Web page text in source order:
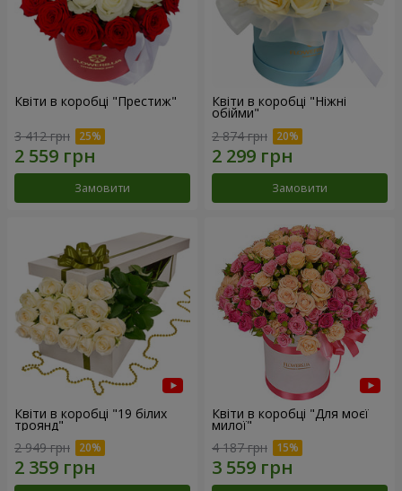
Квіти в коробці "Престиж"
3 412 грн
Замовити
Квіти в коробці "Ніжні
обійми"
2 874 грн
Замовити
Квіти в коробці "19 білих
троянд"
2 949 грн
Квіти в коробці "Для моєї
милої"
4 187 грн